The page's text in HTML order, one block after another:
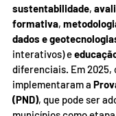
sustentabilidade,
formativa,
dados e
interativos) e
diferenciais. Em 2025,
implementaram a
(PND), que pode ser